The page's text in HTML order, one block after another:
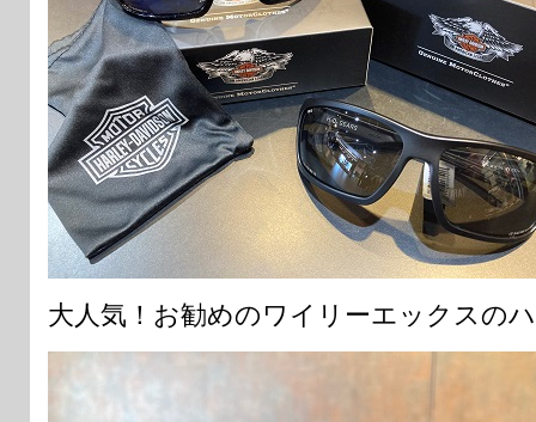
大人気！お勧めのワイリーエックスの